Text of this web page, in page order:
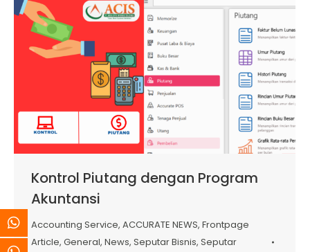
Kontrol Piutang dengan Program
Akuntansi
Accounting Service, ACCURATE NEWS, Frontpage
Article, General, News, Seputar Bisnis, Seputar